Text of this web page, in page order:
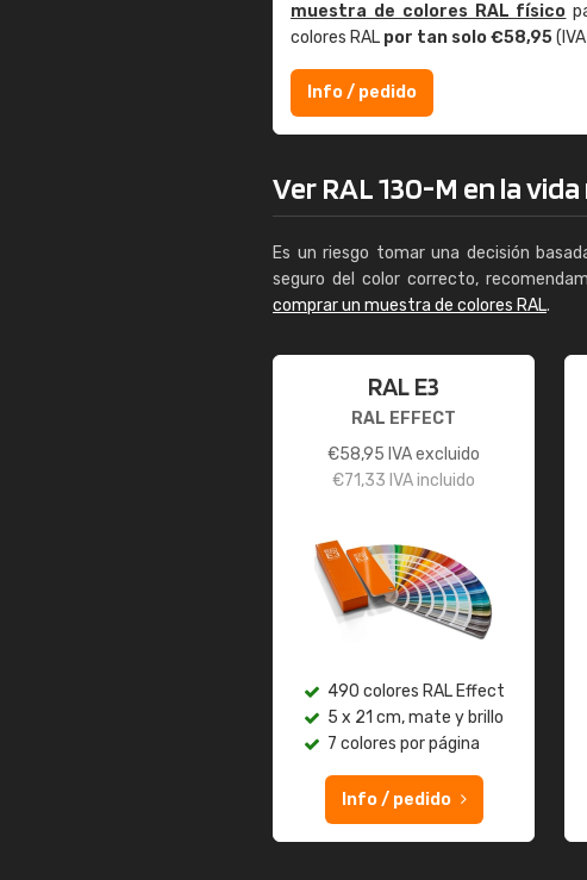
muestra de colores RAL físico
colores RAL por tan solo €58,95
Info / pedido
Ver RAL 130-M en la vida
Es un riesgo tomar una decisión
seguro del color correcto,
comprar un muestra de colores RAL.
RAL E3
RAL EFFECT
€58,95 IVA excluido
€71,33 IVA incluido
490 colores RAL Effect
5 x 21 cm, mate y brillo
7 colores por página
Info / pedido